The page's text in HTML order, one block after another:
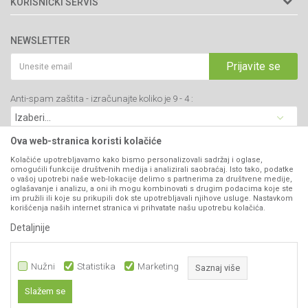
34000 Kragujevac, Srbija
webshop@agromarket.rs
PIB: 102135221
Matični broj: 07593252
Prodavnice
Brendovi
Katalozi
Blog
Najčešća pitanja
Politika privatnosti
Kako kupiti
Isporuka
Click & Collect
Načini plaćanja
Plaćanje karticama
Web kredit Raiffeisen banke
Pravo na odustajanje
Reklamacije
Zamena artikala
NEWSLETTER
Prijavite se
Anti-spam zaštita - izračunajte koliko je 9 - 4 :
VIBER I SMS NEWSLETTER
Prijavite se
PRATITE NAS
Ova web-stranica koristi kolačiće
Kolačiće upotrebljavamo kako bismo personalizovali sadržaj i oglase,
omogućili funkcije društvenih medija i analizirali saobraćaj. Isto tako, podatke
o vašoj upotrebi naše web-lokacije delimo s partnerima za društvene medije,
oglašavanje i analizu, a oni ih mogu kombinovati s drugim podacima koje ste
im pružili ili koje su prikupili dok ste upotrebljavali njihove usluge. Nastavkom
korišćenja naših internet stranica vi prihvatate našu upotrebu kolačića.
Detaljnije
Nužni Statistika Marketing Saznaj više
Slažem se